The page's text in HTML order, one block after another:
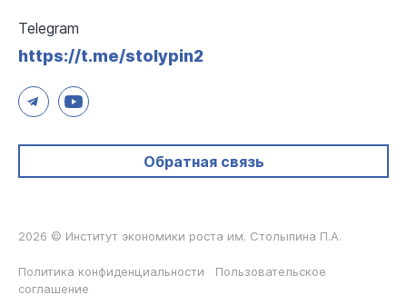
Telegram
https://t.me/stolypin2
Обратная связь
2026 © Институт экономики роста им. Столыпина П.А.
Политика конфиденциальности
Пользовательское
соглашение